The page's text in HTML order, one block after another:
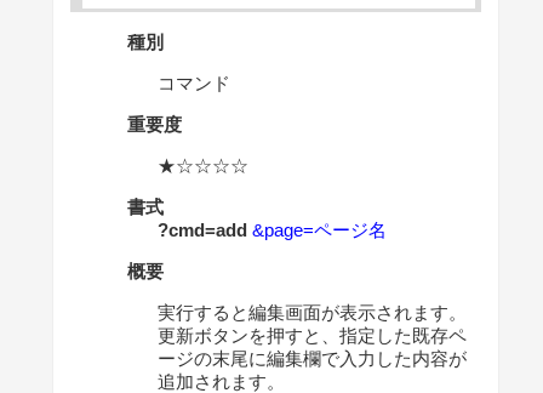
種別
コマンド
重要度
★☆☆☆☆
書式
?cmd=add &page=ページ名
概要
実行すると編集画面が表示されます。
更新ボタンを押すと、指定した既存ペ
ージの末尾に編集欄で入力した内容が
追加されます。